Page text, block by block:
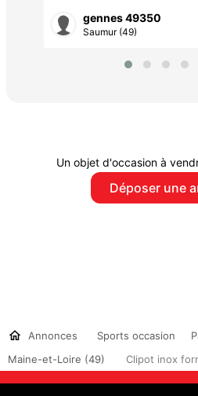
gennes 49350
Saumur (49)
Un objet d'occasion à
Déposer une
Annonces Sports occasion
Maine-et-Loire (49)
Clipot inox